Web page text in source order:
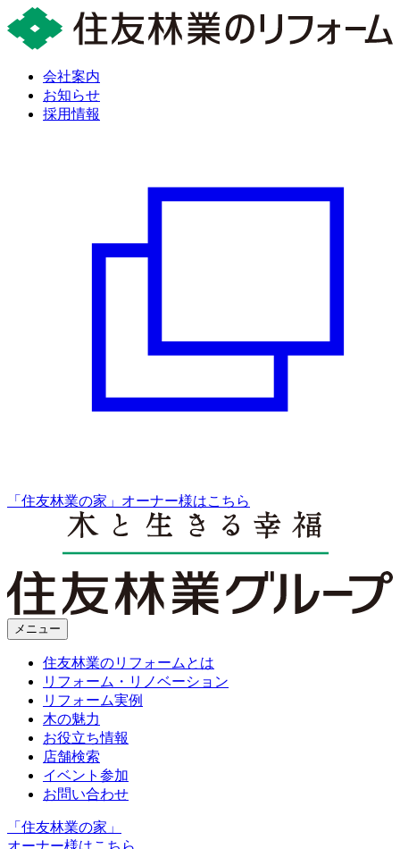
会社案内
お知らせ
採用情報
「住友林業の家」オーナー様はこちら
メニュー
住友林業のリフォームとは
リフォーム・リノベーション
リフォーム実例
木の魅力
お役立ち情報
店舗検索
イベント参加
お問い合わせ
「住友林業の家」